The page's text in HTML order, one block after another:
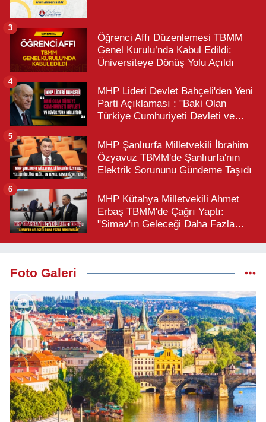
Öğrenci Affı Düzenlemesi TBMM
Genel Kurulu’nda Kabul Edildi:
Üniversiteye Dönüş Yolu Açıldı
3
MHP Lideri Devlet Bahçeli'den Yeni
Parti Açıklaması : "Baki Olan
Türkiye Cumhuriyeti Devleti ve
4
MHP Şanlıurfa Milletvekili İbrahim
Özyavuz TBMM'de Şanlıurfa'nın
Elektrik Sorununu Gündeme Taşıdı
5
MHP Kütahya Milletvekili Ahmet
Erbaş TBMM'de Çağrı Yaptı:
"Simav'ın Geleceği Daha Fazla
6
Foto Galeri